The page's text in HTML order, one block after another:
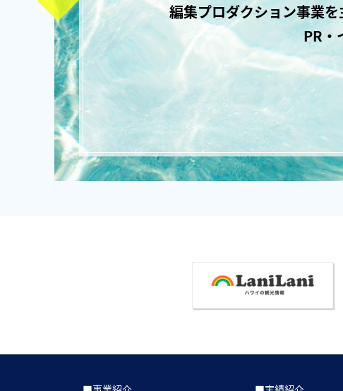
編集プロダクション事業
PR・